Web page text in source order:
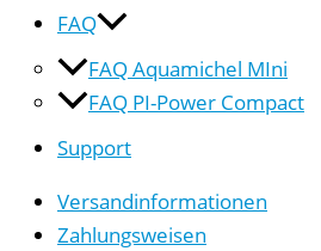
FAQ
FAQ Aquamichel MIni
FAQ PI-Power Compact
Support
Versandinformationen
Zahlungsweisen